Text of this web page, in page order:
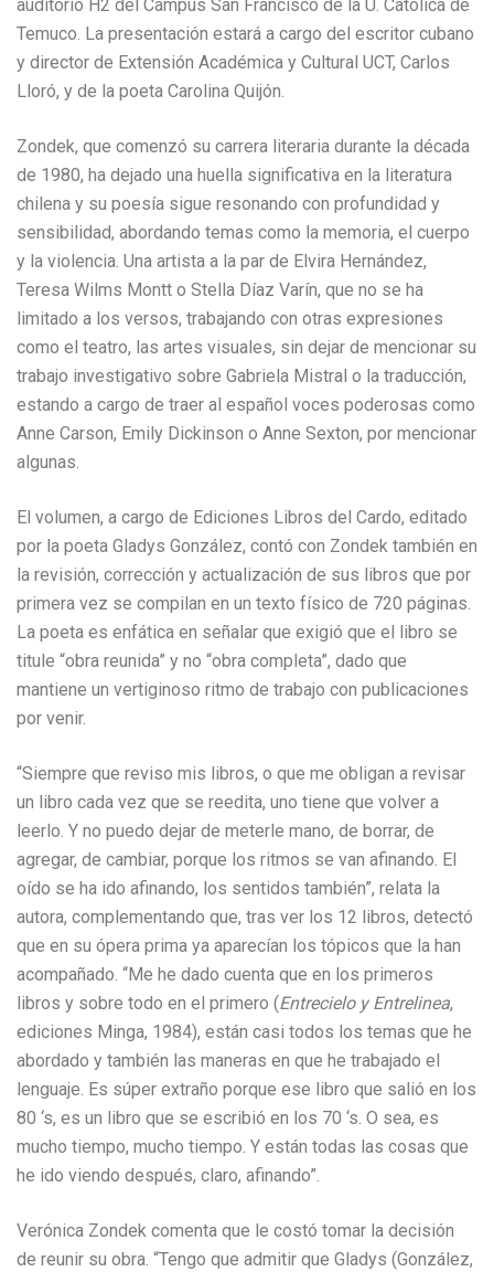
auditorio H2 del Campus San Francisco de la U. Católica de
Temuco. La presentación estará a cargo del escritor cubano
y director de Extensión Académica y Cultural UCT, Carlos
Lloró, y de la poeta Carolina Quijón.
Zondek, que comenzó su carrera literaria durante la década
de 1980, ha dejado una huella significativa en la literatura
chilena y su poesía sigue resonando con profundidad y
sensibilidad, abordando temas como la memoria, el cuerpo
y la violencia. Una artista a la par de Elvira Hernández,
Teresa Wilms Montt o Stella Díaz Varín, que no se ha
limitado a los versos, trabajando con otras expresiones
como el teatro, las artes visuales, sin dejar de mencionar su
trabajo investigativo sobre Gabriela Mistral o la traducción,
estando a cargo de traer al español voces poderosas como
Anne Carson, Emily Dickinson o Anne Sexton, por mencionar
algunas.
El volumen, a cargo de Ediciones Libros del Cardo, editado
por la poeta Gladys González, contó con Zondek también en
la revisión, corrección y actualización de sus libros que por
primera vez se compilan en un texto físico de 720 páginas.
La poeta es enfática en señalar que exigió que el libro se
titule “obra reunida” y no “obra completa”, dado que
mantiene un vertiginoso ritmo de trabajo con publicaciones
por venir.
“Siempre que reviso mis libros, o que me obligan a revisar
un libro cada vez que se reedita, uno tiene que volver a
leerlo. Y no puedo dejar de meterle mano, de borrar, de
agregar, de cambiar, porque los ritmos se van afinando. El
oído se ha ido afinando, los sentidos también”, relata la
autora, complementando que, tras ver los 12 libros, detectó
que en su ópera prima ya aparecían los tópicos que la han
acompañado. “Me he dado cuenta que en los primeros
libros y sobre todo en el primero (Entrecielo y Entrelinea,
ediciones Minga, 1984), están casi todos los temas que he
abordado y también las maneras en que he trabajado el
lenguaje. Es súper extraño porque ese libro que salió en los
80 ‘s, es un libro que se escribió en los 70 ‘s. O sea, es
mucho tiempo, mucho tiempo. Y están todas las cosas que
he ido viendo después, claro, afinando”.
Verónica Zondek comenta que le costó tomar la decisión
de reunir su obra. “Tengo que admitir que Gladys (González,